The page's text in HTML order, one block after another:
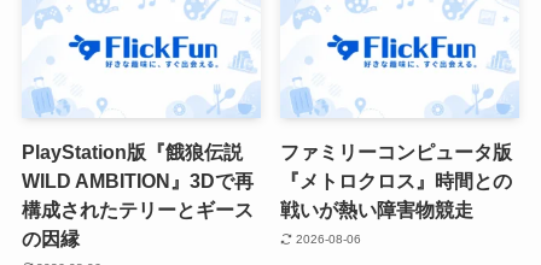
PlayStation版『餓狼伝説
WILD AMBITION』3Dで再
構成されたテリーとギース
の因縁
ファミリーコンピュータ版
『メトロクロス』時間との
戦いが熱い障害物競走
2026-08-06